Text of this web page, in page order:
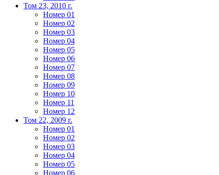
Том 23, 2010 г.
Номер 01
Номер 02
Номер 03
Номер 04
Номер 05
Номер 06
Номер 07
Номер 08
Номер 09
Номер 10
Номер 11
Номер 12
Том 22, 2009 г.
Номер 01
Номер 02
Номер 03
Номер 04
Номер 05
Номер 06